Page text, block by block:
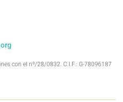
con el nº/28/0832. C.I.F.: G-78096187